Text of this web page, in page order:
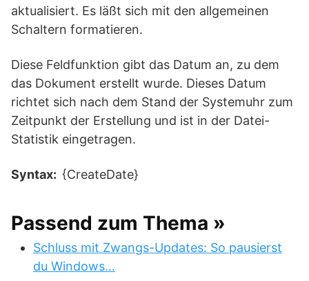
aktualisiert. Es läßt sich mit den allgemeinen
Schaltern formatieren.
Diese Feldfunktion gibt das Datum an, zu dem
das Dokument erstellt wurde. Dieses Datum
richtet sich nach dem Stand der Systemuhr zum
Zeitpunkt der Erstellung und ist in der Datei-
Statistik eingetragen.
Syntax: {CreateDate}
Passend zum Thema »
Schluss mit Zwangs-Updates: So pausierst
du Windows…